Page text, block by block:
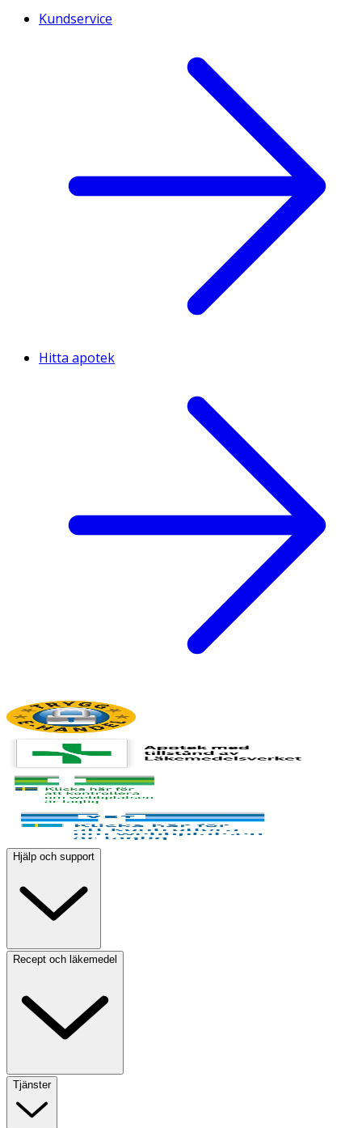
Kundservice
Hitta apotek
Hjälp och support
Recept och läkemedel
Tjänster